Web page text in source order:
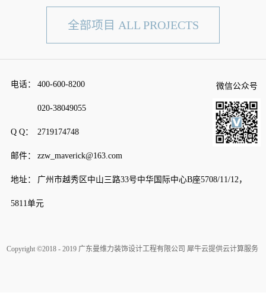
全部项目 ALL PROJECTS
电话： 400-600-8200
020-38049055
Q Q： 2719174748
邮件： zzw_maverick@163.com
地址： 广州市越秀区中山三路33号中华国际中心B座5708/11/12，
5811单元
微信公众号
Copyright ©2018 - 2019 广东曼维力装饰设计工程有限公司 犀牛云提供云计算服务